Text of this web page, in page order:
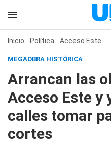
Inicio Política Acceso Este
MEGAOBRA HISTÓRICA
Arrancan las
Acceso Este y
calles tomar
cortes